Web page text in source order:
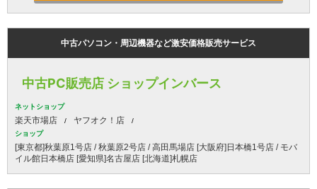
中古パソコン・周辺機器など激安価格販売サービス
中古PC販売店 ショップインバース
ネットショップ
楽天市場店 ヤフオク！店
ショップ
[東京都]秋葉原1号店 / 秋葉原2号店 / 高田馬場店 [大阪府]日本橋1号店 / モバ
イル館日本橋店 [愛知県]名古屋店 [北海道]札幌店